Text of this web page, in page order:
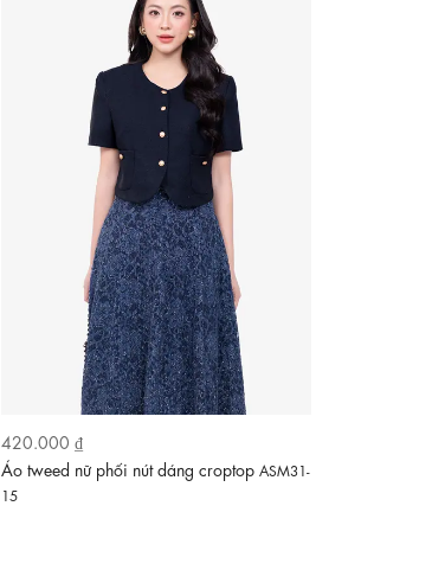
420.000 ₫
Áo tweed nữ phối nút dáng croptop ASM31-
15